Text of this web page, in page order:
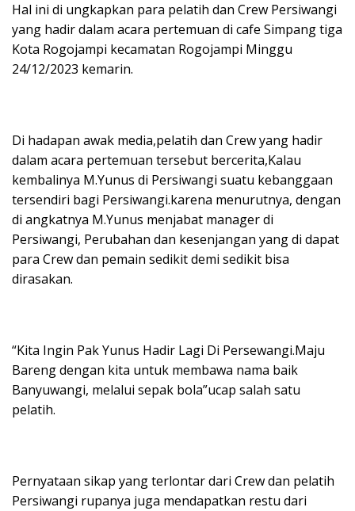
Hal ini di ungkapkan para pelatih dan Crew Persiwangi
yang hadir dalam acara pertemuan di cafe Simpang tiga
Kota Rogojampi kecamatan Rogojampi Minggu
24/12/2023 kemarin.
Di hadapan awak media,pelatih dan Crew yang hadir
dalam acara pertemuan tersebut bercerita,Kalau
kembalinya M.Yunus di Persiwangi suatu kebanggaan
tersendiri bagi Persiwangi.karena menurutnya, dengan
di angkatnya M.Yunus menjabat manager di
Persiwangi, Perubahan dan kesenjangan yang di dapat
para Crew dan pemain sedikit demi sedikit bisa
dirasakan.
“Kita Ingin Pak Yunus Hadir Lagi Di Persewangi.Maju
Bareng dengan kita untuk membawa nama baik
Banyuwangi, melalui sepak bola”ucap salah satu
pelatih.
Pernyataan sikap yang terlontar dari Crew dan pelatih
Persiwangi rupanya juga mendapatkan restu dari